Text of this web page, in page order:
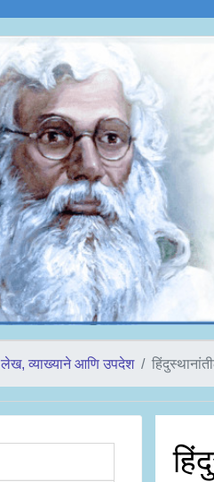
लेख, व्याख्याने आणि उपदेश